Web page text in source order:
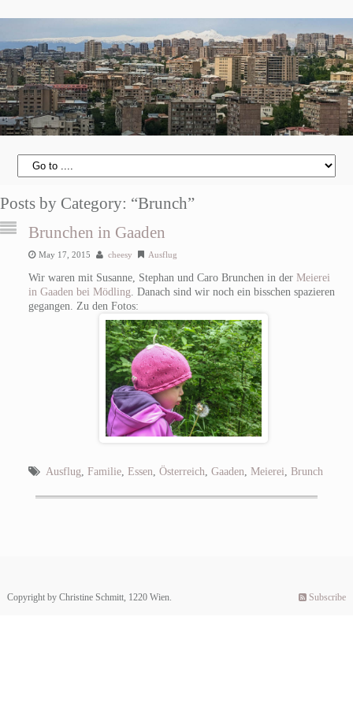
Posts by Category: “Brunch”
Brunchen in Gaaden
May 17, 2015 cheesy Ausflug
Wir waren mit Susanne, Stephan und Caro Brunchen in der Meierei
in Gaaden bei Mödling . Danach sind wir noch ein bisschen spazieren
gegangen. Zu den Fotos:
Ausflug Familie, Essen Österreich Gaaden Meierei Brunch
Copyright by Christine Schmitt, 1220 Wien. Subscribe